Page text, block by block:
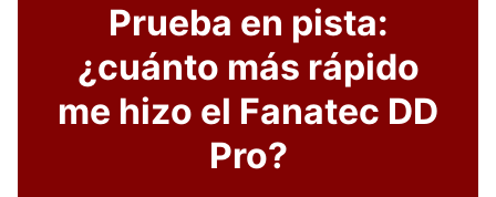
Prueba en pista:
¿cuánto más rápido
me hizo el Fanatec DD
Pro?